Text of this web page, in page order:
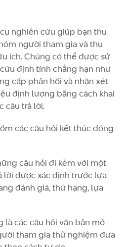
nghiên cứu giúp bạn thu
người tham gia và thu
ích. Chúng có thể được sử
định tính chẳng hạn như
cấp phản hồi và nhận xét
định lượng bằng cách khai
câu trả lời.
các câu hỏi kết thúc đóng
câu hỏi đi kèm với một
lời được xác định trước lựa
đánh giá, thứ hạng, lựa
là các câu hỏi văn bản mở
tham gia thử nghiệm đưa